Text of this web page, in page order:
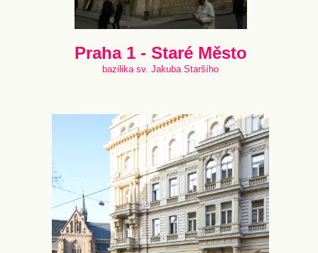
Praha 1 - Staré Město
bazilika sv. Jakuba Staršího